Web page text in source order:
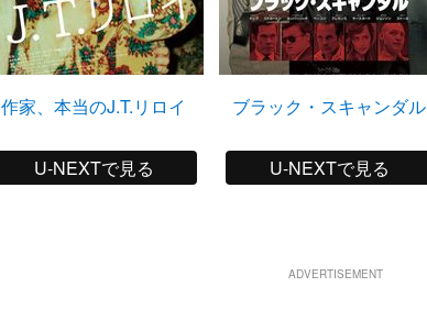
作家、本当のJ.T.リロイ
U-NEXTで見る
ブラック・スキャンダル
U-NEXTで見る
ADVERTISEMENT